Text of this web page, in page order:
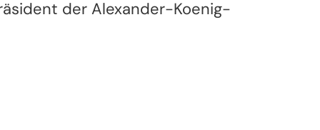
der Alexander-Koenig-